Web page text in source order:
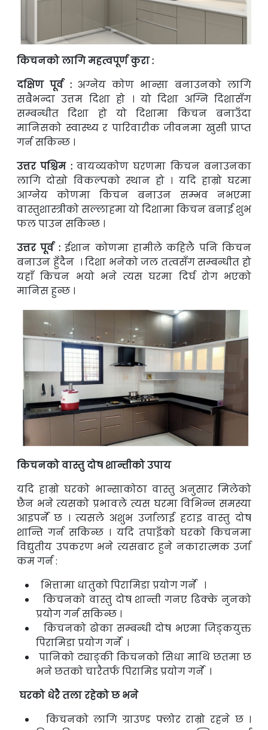
किचनको लागि महत्वपूर्ण कुरा :
दक्षिण पूर्व :अग्नेय कोण भान्सा बनाउनको लागि
सबैभन्दा उत्तम दिशा हो । यो दिशा अग्नि दिशासँग
सम्बन्धीत दिशा हो यो दिशामा किचन बनाउँदा
मानिसको स्वास्थ्य र पारिवारीक जीवनमा खुसी प्राप्त
गर्न सकिन्छ ।
उत्तर पश्चिम : वायव्यकोण घरणमा किचन बनाउनका
लागि दोस्रो विकल्पको स्थान हो । यदि हाम्रो घरमा
आग्नेय कोणमा किचन बनाउन सम्भव नभएमा
वास्तुशास्त्रीको सल्लाहमा योदिशामा किचन बनाई शुभ
फल पाउन सकिन्छ ।
उत्तर पूर्व :ईशान कोणमा हामीले कहिलै पनि किचन
बनाउन हुँदैन । दिशा भनेको जल तत्वसँगसम्बन्धीत हो
यहाँ किचन भयो भने त्यस घरमा दिर्घ रोग भएको
मानिस हुन्छ ।
किचनको वास्तु दोष शान्तीको उपाय
यदि हाम्रो घरको भान्साकोठा वास्तु अनुसार मिलेको
छैन भने त्यसको प्रभावले त्यस घरमाविभिन्न समस्या
आइपर्ने छ । त्यसले अशुभ उर्जालाई हटाइ वास्तु दोष
शान्ति गर्न सकिन्छ । यदि तपाइँको घरको किचनमा
विद्युतीय उपकरण भने त्यसबाट हुने नकारात्मक उर्जा
कम गर्न :
भित्तामा धातुको पिरामिडा प्रयोग गर्ने ।
किचनको वास्तु दोष शान्ती गनए ढिक्के नुनको
प्रयोग गर्न सकिन्छ ।
किचनको ढोका सम्बन्धी दोष भएमा जिङ्कयुक्त
पिरामिडा प्रयोग गर्ने ।
पानिको ट्याङ्की किचनको सिधा माथि छतमा छ
भने छतको चारैतर्फ पिरामिड प्रयोग गर्ने ।
घरको धेरै तला रहेको छ भने
किचनको लागि ग्राउण्ड फ्लोर राम्रो रहने छ ।